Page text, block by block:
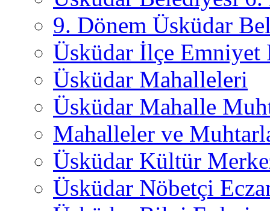
9. Dönem Üsküdar
Üsküdar İlçe
Üsküdar Mahalleleri
Üsküdar Mahalle
Mahalleler ve
Üsküdar Kültür
Üsküdar Nöbetçi